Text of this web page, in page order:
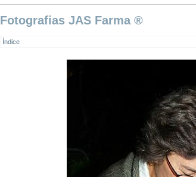
Fotografias JAS Farma ®
Índice